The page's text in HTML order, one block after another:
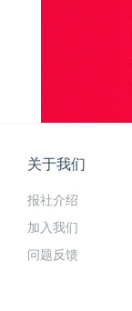
关于我们
报社介绍
加入我们
问题反馈